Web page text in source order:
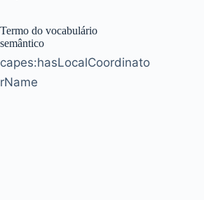
Termo do vocabulário
semântico
capes:hasLocalCoordinato
rName